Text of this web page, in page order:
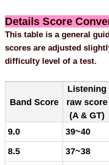
Details Score
This table is a general
scores are adjusted
difficulty level of a test.
Band Score
Listening
raw score
(A & GT)
9.0
39~40
8.5
37~38